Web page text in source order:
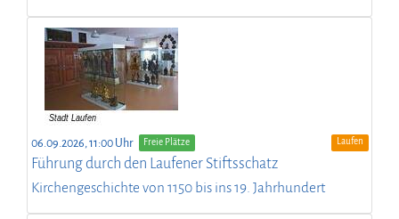
06.09.2026, 11:00 Uhr Freie Plätze Laufen
Führung durch den Laufener Stiftsschatz
Kirchengeschichte von 1150 bis ins 19. Jahrhundert